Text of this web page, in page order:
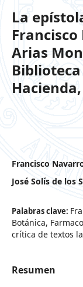
La
Arias
Francisco
José Solís de los
Palabras clave:
Botánica,
crítica de textos
Resumen